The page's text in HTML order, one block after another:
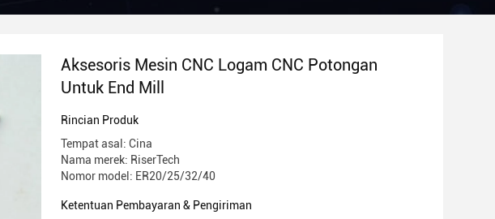
Aksesoris Mesin CNC Logam CNC Potongan
Untuk End Mill
Rincian Produk
Tempat asal: Cina
Nama merek: RiserTech
Nomor model: ER20/25/32/40
Ketentuan Pembayaran & Pengiriman